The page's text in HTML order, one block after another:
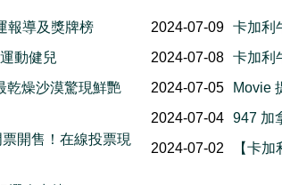
報導及獎牌榜
動健兒
乾燥沙漠驚現鮮艷
開售！在線投票現
2024-07-09
卡加利
2024-07-08
卡加利
2024-07-05
Movie
2024-07-04
947 加
2024-07-02
【卡